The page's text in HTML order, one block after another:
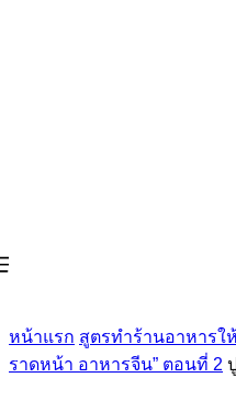
หน้าแรก สูตรทำร้านอาหารใ
ราดหน้า อาหารจีน” ตอนที่ 2